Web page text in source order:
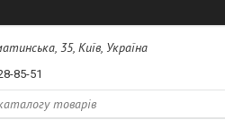
35, Київ, Україна
85-51